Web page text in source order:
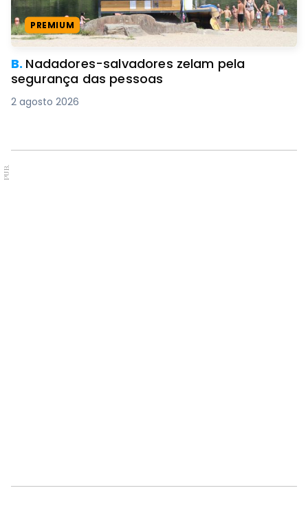
PREMIUM
B. Nadadores-salvadores zelam pela
segurança das pessoas
2 agosto 2026
PUB.